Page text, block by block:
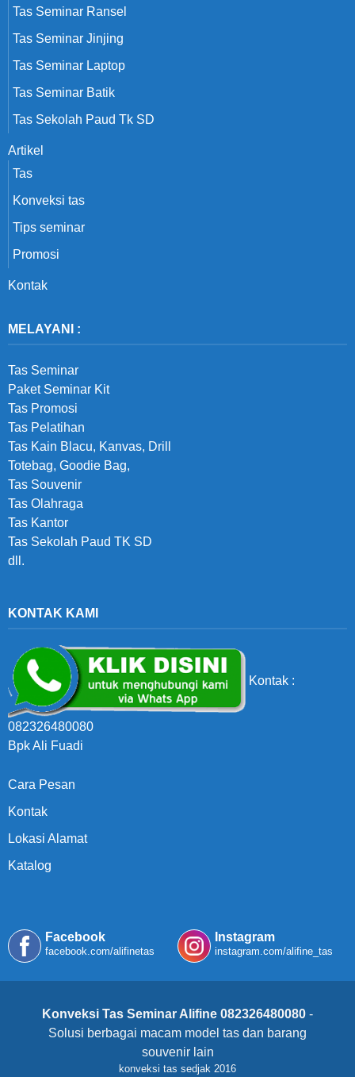
Tas Seminar Ransel
Tas Seminar Jinjing
Tas Seminar Laptop
Tas Seminar Batik
Tas Sekolah Paud Tk SD
Artikel
Tas
Konveksi tas
Tips seminar
Promosi
Kontak
MELAYANI :
Tas Seminar
Paket Seminar Kit
Tas Promosi
Tas Pelatihan
Tas Kain Blacu, Kanvas, Drill
Totebag, Goodie Bag,
Tas Souvenir
Tas Olahraga
Tas Kantor
Tas Sekolah Paud TK SD
dll.
KONTAK KAMI
Kontak :
082326480080
Bpk Ali Fuadi
Cara Pesan
Kontak
Lokasi Alamat
Katalog
Facebook
facebook.com/alifinetas
Instagram
instagram.com/alifine_tas
Konveksi Tas Seminar Alifine 082326480080 -
Solusi berbagai macam model tas dan barang
souvenir lain
konveksi tas sedjak 2016